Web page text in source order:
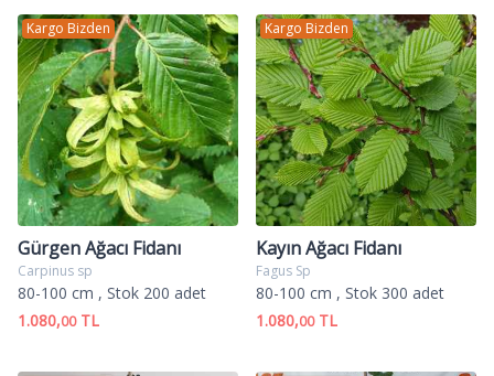
Kargo Bizden
Gürgen Ağacı Fidanı
Carpinus sp
80-100 cm , Stok 200 adet
1.080,00TL
Kargo Bizden
Kayın Ağacı Fidanı
Fagus Sp
80-100 cm , Stok 300 adet
1.080,00TL